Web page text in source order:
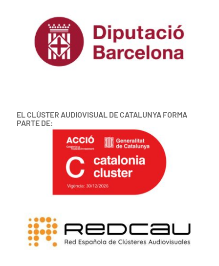
EL CLÚSTER AUDIOVISUAL DE CATALUNYA FORMA
PARTE DE: